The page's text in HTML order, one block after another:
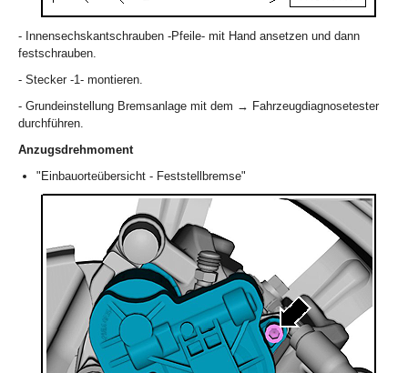
- Innensechskantschrauben -Pfeile- mit Hand ansetzen und dann
festschrauben.
- Stecker -1- montieren.
- Grundeinstellung Bremsanlage mit dem → Fahrzeugdiagnosetester
durchführen.
Anzugsdrehmoment
"Einbauorteübersicht - Feststellbremse"